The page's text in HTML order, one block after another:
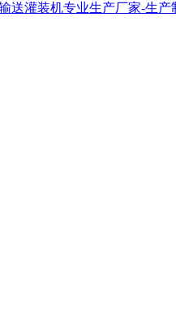
送灌装机专业生产厂家-生产